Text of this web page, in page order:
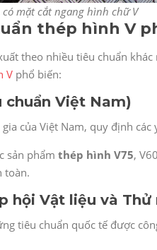
mặt cắt ngang hình chữ V
thép hình V
theo nhiều tiêu chuẩn
V phổ biến:
chuẩn Việt Nam)
của Việt Nam, quy định
sản phẩm thép hình V75,
toàn.
hội Vật liệu và
tiêu chuẩn quốc tế được